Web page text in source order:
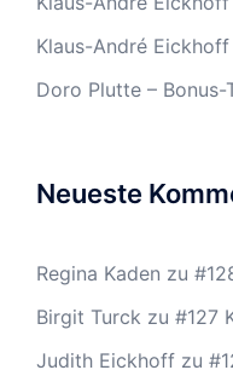
Klaus-André
Doro Plutte – Bonus-
Neueste
Regina Kaden zu
Birgit Turck zu #127
Judith Eickhoff zu